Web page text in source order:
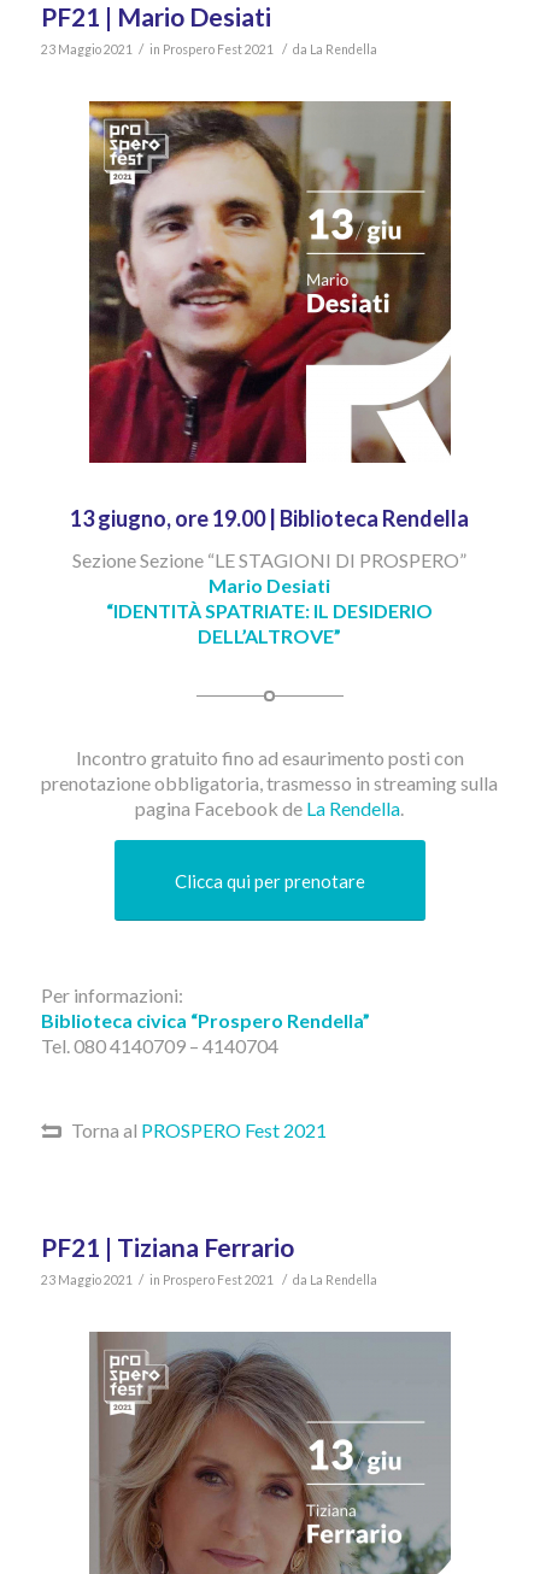
PF21 | Mario Desiati
23 Maggio 2021 / in Prospero Fest 2021 / da La Rendella
13 giugno, ore 19.00 | Biblioteca Rendella
Sezione Sezione “LE STAGIONI DI PROSPERO”
Mario Desiati
“IDENTITÀ SPATRIATE: IL DESIDERIO
DELL’ALTROVE”
Incontro gratuito fino ad esaurimento posti con
prenotazione obbligatoria, trasmesso in streaming sulla
pagina Facebook de La Rendella
Clicca qui per prenotare
Per informazioni:
Biblioteca civica “Prospero Rendella”
Tel. 080 4140709 – 4140704
Torna al PROSPERO Fest 2021
PF21 | Tiziana Ferrario
23 Maggio 2021 / in Prospero Fest 2021 / da La Rendella